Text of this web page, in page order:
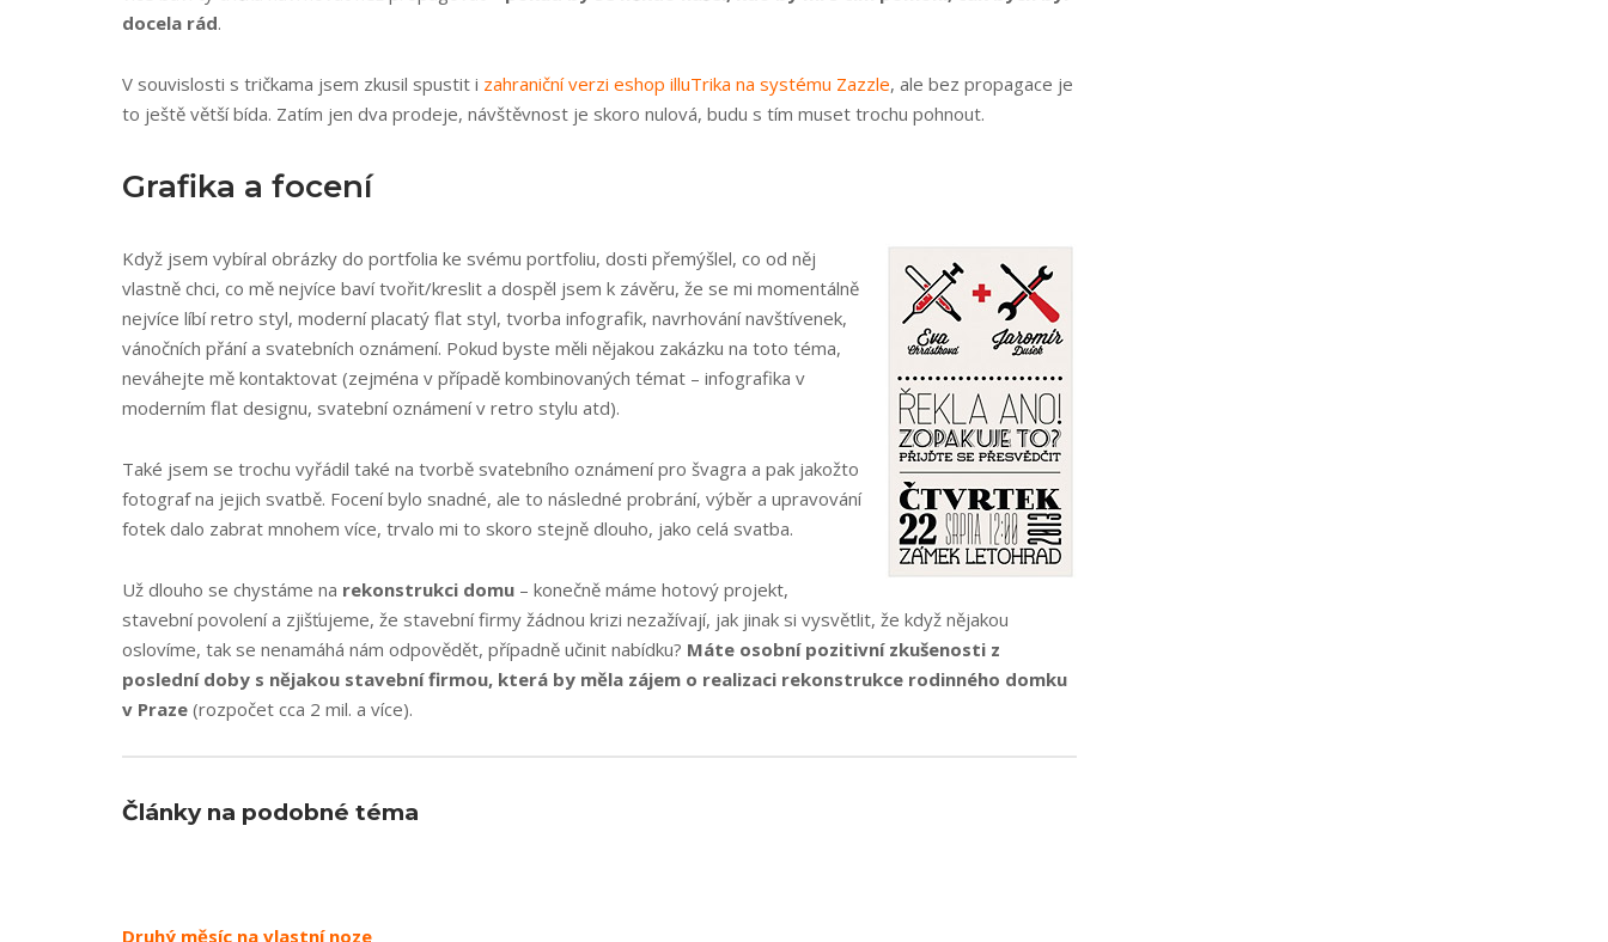
docela rád.
V souvislosti s tričkama jsem zkusil spustit i zahraniční verzi eshop illuTrika na systému Zazzle, ale bez propagace je
to ještě větší bída. Zatím jen dva prodeje, návštěvnost je skoro nulová, budu s tím muset trochu pohnout.
Grafika a focení
Když jsem vybíral obrázky do portfolia ke svému portfoliu, dosti přemýšlel, co od něj
vlastně chci, co mě nejvíce baví tvořit/kreslit a dospěl jsem k závěru, že se mi momentálně
nejvíce líbí retro styl, moderní placatý flat styl, tvorba infografik, navrhování navštívenek,
vánočních přání a svatebních oznámení. Pokud byste měli nějakou zakázku na toto téma,
neváhejte mě kontaktovat (zejména v případě kombinovaných témat – infografika v
moderním flat designu, svatební oznámení v retro stylu atd).
Také jsem se trochu vyřádil také na tvorbě svatebního oznámení pro švagra a pak jakožto
fotograf na jejich svatbě. Focení bylo snadné, ale to následné probrání, výběr a upravování
fotek dalo zabrat mnohem více, trvalo mi to skoro stejně dlouho, jako celá svatba.
Už dlouho se chystáme na rekonstrukci domu – konečně máme hotový projekt,
stavební povolení a zjišťujeme, že stavební firmy žádnou krizi nezažívají, jak jinak si vysvětlit, že když nějakou
oslovíme, tak se nenamáhá nám odpovědět, případně učinit nabídku? Máte osobní pozitivní zkušenosti z
poslední doby s nějakou stavební firmou, která by měla zájem o realizaci rekonstrukce rodinného domku
v Praze (rozpočet cca 2 mil. a více).
Články na podobné téma
Druhý měsíc na vlastní noze